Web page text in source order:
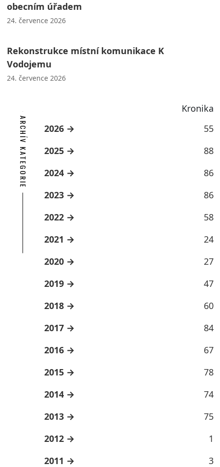
obecním úřadem
24. července 2026
Rekonstrukce místní komunikace K
Vodojemu
24. července 2026
Kronika
ARCHÍV KATEGORIE 2026
55
2025
88
2024
86
2023
86
2022
58
2021
24
2020
27
2019
47
2018
60
2017
84
2016
67
2015
78
2014
74
2013
75
2012
1
2011
3